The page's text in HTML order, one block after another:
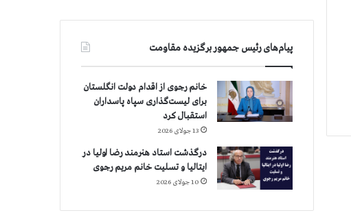
پیام‌های رئیس جمهور برگزیده مقاومت
خانم رجوی از اقدام دولت انگلستان
برای لیست‌گذاری سپاه پاسداران
استقبال کرد
13 جولای 2026
درگذشت استاد هنرمند رضا اولیا در
ایتالیا و تسلیت خانم مریم رجوی
10 جولای 2026